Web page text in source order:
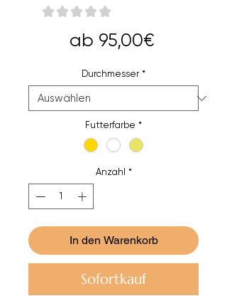
★ ★ ★ ★ ★
ab 95,00€Sale-
Durchmesser *
Futterfarbe *
Anzahl *
In den Warenkorb
Sofortkauf